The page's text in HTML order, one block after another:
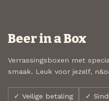
Beer in a Box
Verrassingsboxen met
smaak. Leuk voor jezelf,
✓ Veilige betaling ✓